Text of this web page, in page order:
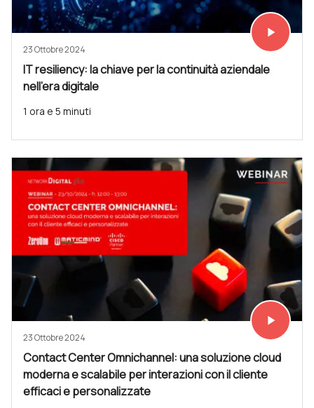
Vedi subito
play_arrow
23 Ottobre 2024
IT resiliency: la chiave per la continuità aziendale
nell'era digitale
1 ora e 5 minuti
Vedi subito
play_arrow
23 Ottobre 2024
Contact Center Omnichannel: una soluzione cloud
moderna e scalabile per interazioni con il cliente
efficaci e personalizzate